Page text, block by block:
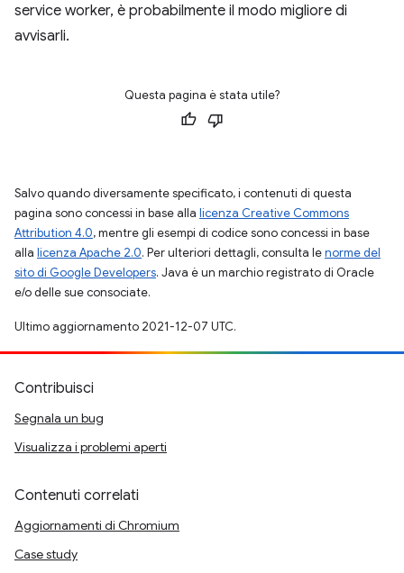
service worker, è probabilmente il modo migliore di
avvisarli.
Questa pagina è stata utile?
Salvo quando diversamente specificato, i contenuti di questa
pagina sono concessi in base alla licenza Creative Commons
Attribution 4.0, mentre gli esempi di codice sono concessi in base
alla licenza Apache 2.0. Per ulteriori dettagli, consulta lenorme del
sito di Google Developers. Java è un marchio registrato di Oracle
e/o delle sue consociate.
Ultimo aggiornamento 2021-12-07 UTC.
Contribuisci
Segnala un bug
Visualizza i problemi aperti
Contenuti correlati
Aggiornamenti di Chromium
Case study